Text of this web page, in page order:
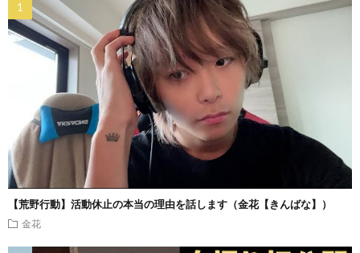
【荒野行動】活動休止の本当の理由を話します（金花【きんばな】）
金花